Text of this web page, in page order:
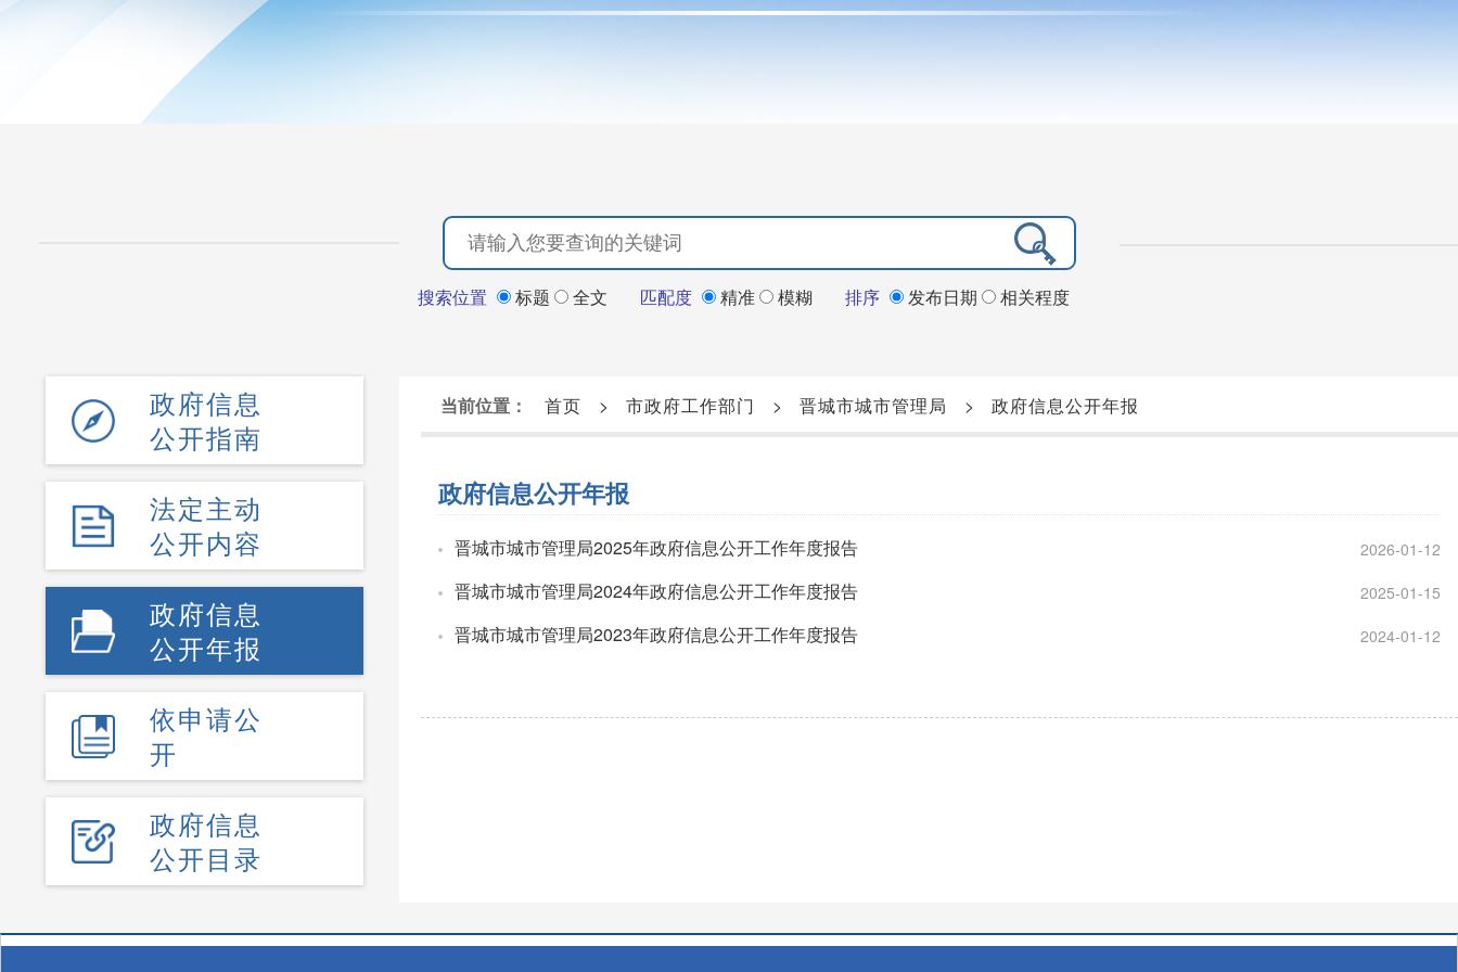
搜索位置 标题 全文 匹配度 精准 模糊 排序 发布日期 相关程度
政府信息
公开指南
法定主动
公开内容
政府信息
公开年报
依申请公
开
政府信息
公开目录
当前位置： 首页 > 市政府工作部门 > 晋城市城市管理局 > 政府信息公开年报
政府信息公开年报
晋城市城市管理局2025年政府信息公开工作年度报告 2026-01-12
晋城市城市管理局2024年政府信息公开工作年度报告 2025-01-15
晋城市城市管理局2023年政府信息公开工作年度报告 2024-01-12